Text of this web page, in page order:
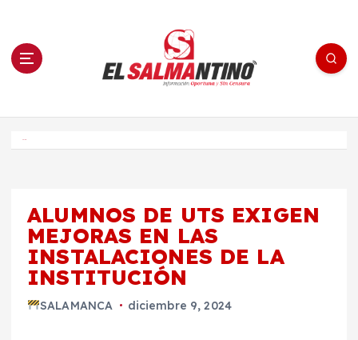
n El Salmantino - medios/noticias/editorial
ALUMNOS DE UTS EXIGEN
MEJORAS EN LAS
INSTALACIONES DE LA
INSTITUCIÓN
SALAMANCA diciembre 9, 2024